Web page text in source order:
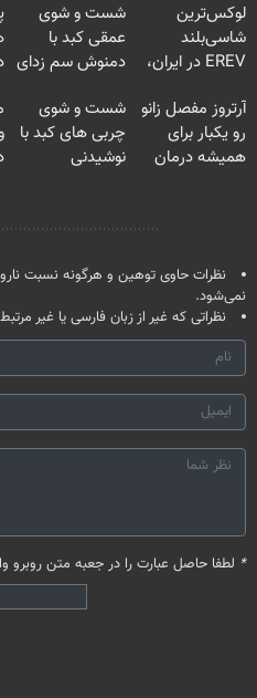
لوکس‌ترین
شاسی‌بلند
EREV در ایران،
رونمایی شد!
شست و شوی
عمقی کبد با
دمنوش سم زدای
آرتروز مفصل زانو
رو یکبار برای
همیشه درمان
شست و شوی
چربی های کبد با
نوشیدنی
نظرات حاوی توهین و هرگونه نسبت
نمی‌شود.
نظراتی که غیر از زبان فارسی یا غیر
* لطفا حاصل عبارت را در جعبه متن روبرو